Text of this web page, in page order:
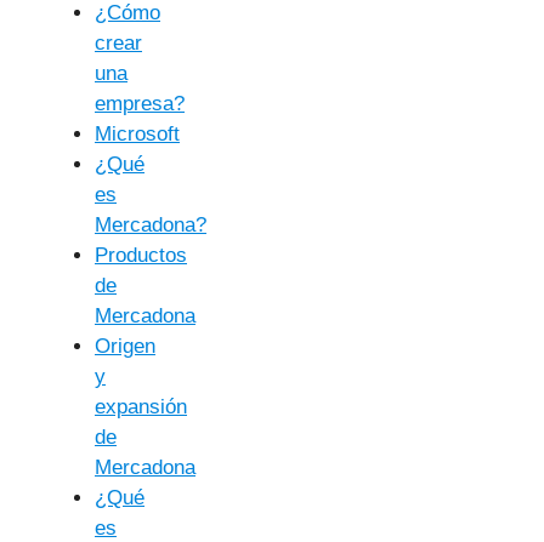
¿Cómo
crear
una
empresa?
Microsoft
¿Qué
es
Mercadona?
Productos
de
Mercadona
Origen
y
expansión
de
Mercadona
¿Qué
es